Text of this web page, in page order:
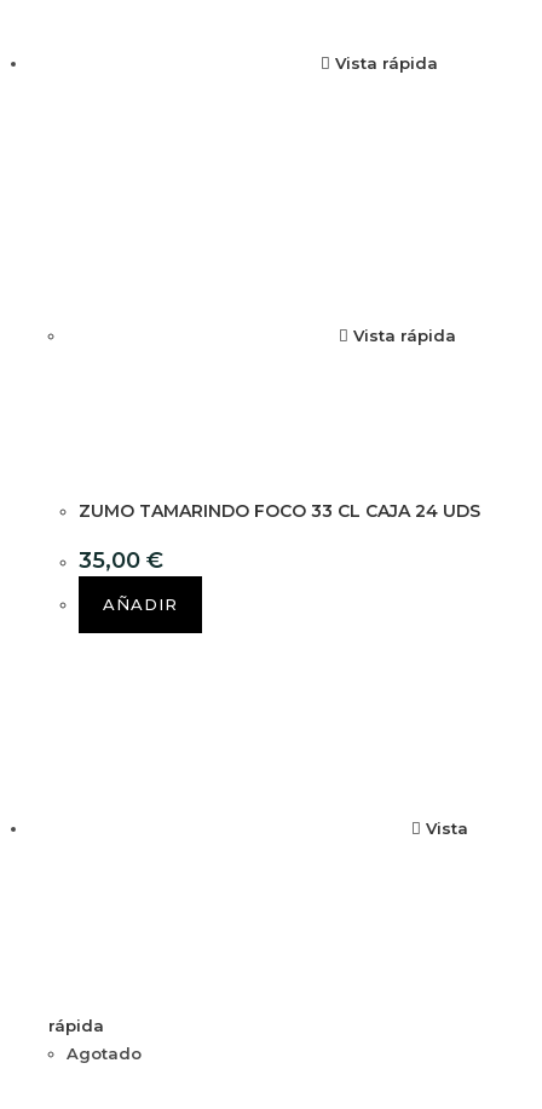
Vista rápida
Vista rápida
ZUMO TAMARINDO FOCO 33 CL CAJA 24 UDS
35,00 €
AÑADIR
Vista
rápida
Agotado